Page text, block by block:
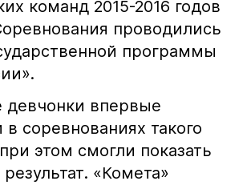
команд 2015-2016 годов
проводились
программы
девчонки впервые
в соревнованиях такого
этом смогли показать
«Комета»